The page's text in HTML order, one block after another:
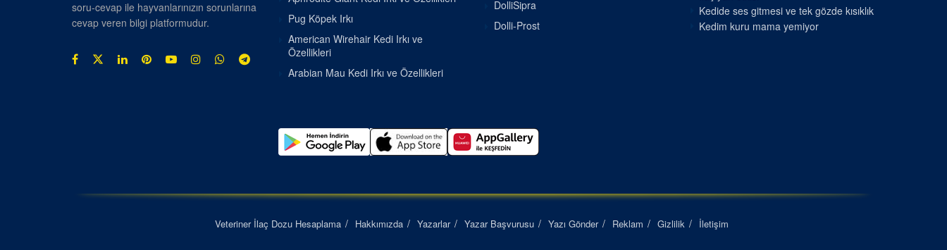
soru-cevap ile hayvanlarınızın sorunlarına
cevap veren bilgi platformudur.
Pug Köpek Irkı
American Wirehair Kedi Irkı ve
Özellikleri
Arabian Mau Kedi Irkı ve Özellikleri
DolliSipra
Dolli-Prost
Kedide ses gitmesi ve tek gözde kısıklık
Kedim kuru mama yemiyor
Veteriner İlaç Dozu Hesaplama Hakkımızda Yazarlar Yazar Başvurusu Yazı Gönder Reklam Gizlilik İletişim